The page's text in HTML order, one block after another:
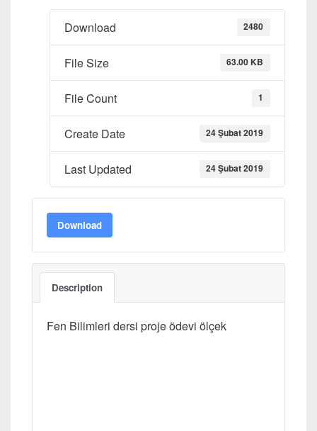
Download 2480
File Size 63.00 KB
File Count 1
Create Date 24 Şubat 2019
Last Updated 24 Şubat 2019
Download
Description
Fen Bilimleri dersi proje ödevi ölçek